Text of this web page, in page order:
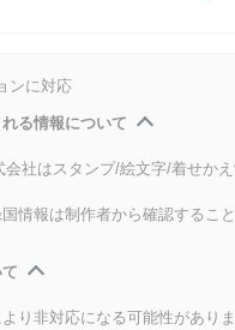
ンに対応
る情報について
会社はスタンプ/絵文字/着せか
情報は制作者から確認するこ
り非対応になる可能性があり